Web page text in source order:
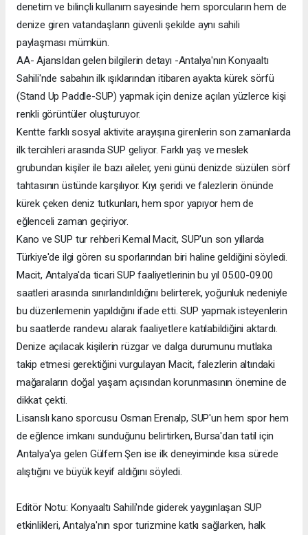
denetim ve bilinçli kullanım sayesinde hem sporcuların hem de
denize giren vatandaşların güvenli şekilde aynı sahili
paylaşması mümkün.
AA- AjansIdan gelen bilgilerin detayı -Antalya'nın Konyaaltı
Sahili'nde sabahın ilk ışıklarından itibaren ayakta kürek sörfü
(Stand Up Paddle-SUP) yapmak için denize açılan yüzlerce kişi
renkli görüntüler oluşturuyor.
Kentte farklı sosyal aktivite arayışına girenlerin son zamanlarda
ilk tercihleri arasında SUP geliyor. Farklı yaş ve meslek
grubundan kişiler ile bazı aileler, yeni günü denizde süzülen sörf
tahtasının üstünde karşılıyor. Kıyı şeridi ve falezlerin önünde
kürek çeken deniz tutkunları, hem spor yapıyor hem de
eğlenceli zaman geçiriyor.
Kano ve SUP tur rehberi Kemal Macit, SUP'un son yıllarda
Türkiye'de ilgi gören su sporlarından biri haline geldiğini söyledi.
Macit, Antalya'da ticari SUP faaliyetlerinin bu yıl 05.00-09.00
saatleri arasında sınırlandırıldığını belirterek, yoğunluk nedeniyle
bu düzenlemenin yapıldığını ifade etti. SUP yapmak isteyenlerin
bu saatlerde randevu alarak faaliyetlere katılabildiğini aktardı.
Denize açılacak kişilerin rüzgar ve dalga durumunu mutlaka
takip etmesi gerektiğini vurgulayan Macit, falezlerin altındaki
mağaraların doğal yaşam açısından korunmasının önemine de
dikkat çekti.
Lisanslı kano sporcusu Osman Erenalp, SUP'un hem spor hem
de eğlence imkanı sunduğunu belirtirken, Bursa'dan tatil için
Antalya'ya gelen Gülfem Şen ise ilk deneyiminde kısa sürede
alıştığını ve büyük keyif aldığını söyledi.
Editör Notu: Konyaaltı Sahili'nde giderek yaygınlaşan SUP
etkinlikleri, Antalya'nın spor turizmine katkı sağlarken, halk